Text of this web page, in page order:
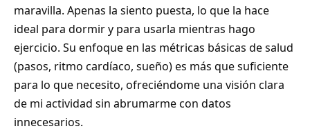
maravilla. Apenas la siento puesta, lo que la hace
ideal para dormir y para usarla mientras hago
ejercicio. Su enfoque en las métricas básicas de salud
(pasos, ritmo cardíaco, sueño) es más que suficiente
para lo que necesito, ofreciéndome una visión clara
de mi actividad sin abrumarme con datos
innecesarios.